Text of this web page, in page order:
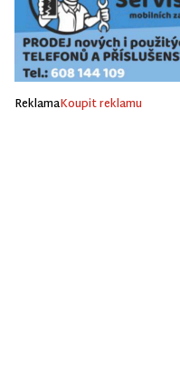
ReklamaKoupit reklamu